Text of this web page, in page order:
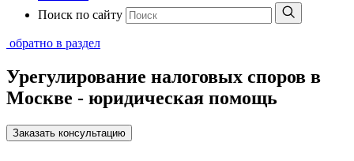
Поиск по сайту
обратно в раздел
Урегулирование налоговых споров в
Москве - юридическая помощь
Заказать консультацию